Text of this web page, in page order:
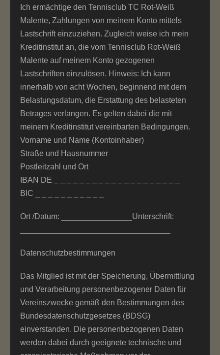
Ich ermächtige den Tennisclub TC Rot-Weiß
Malente, Zahlungen von meinem Konto mittels
Lastschrift einzuziehen. Zugleich weise ich mein
Kreditinstitut an, die vom Tennisclub Rot-Weiß
Malente auf meinem Konto gezogenen
Lastschriften einzulösen. Hinweis: Ich kann
innerhalb von acht Wochen, beginnend mit dem
Belastungsdatum, die Erstattung des belasteten
Betrages verlangen. Es gelten dabei die mit
meinem Kreditinstitut vereinbarten Bedingungen.
Vorname und Name (Kontoinhaber)
Straße und Hausnummer
Postleitzahl und Ort
IBAN DE _ _ _ _ _ _ _ _ _ _ _ _ _ _ _ _ _ _ _ _
BIC _ _ _ _ _ _ _ _ _ _ _
Ort /Datum: ________________Unterschrift:
Datenschutzbestimmungen
Das Mitglied ist mit der Speicherung, Übermittlung
und Verarbeitung personenbezogener Daten für
Vereinszwecke gemäß den Bestimmungen des
Bundesdatenschutzgesetzes (BDSG)
einverstanden. Die personenbezogenen Daten
werden dabei durch geeignete technische und